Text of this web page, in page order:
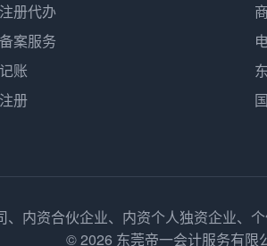
册代办
案服务
账
册
内资合伙企业、内资个人独资企业、
© 2026 东莞帝一会计服务有限